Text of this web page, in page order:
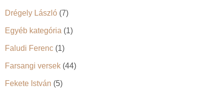
Drégely László (7)
Egyéb kategória (1)
Faludi Ferenc (1)
Farsangi versek (44)
Fekete István (5)